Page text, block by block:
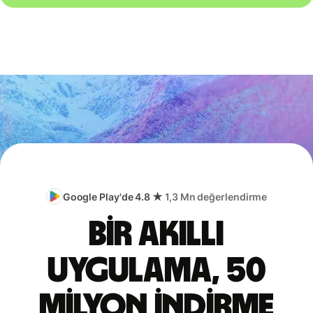
Google Play'de 4.8 ★ 1,3 Mn değerlendirme
Bir akıllı
uygulama, 50